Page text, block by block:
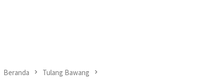
Beranda Tulang Bawang